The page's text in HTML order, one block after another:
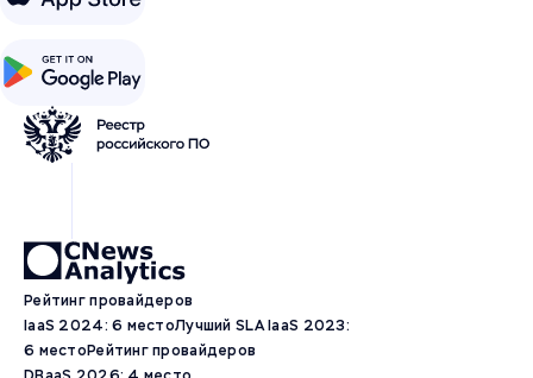
Рейтинг провайдеров
IaaS 2024: 6 местоЛучший SLA IaaS 2023:
6 местоРейтинг провайдеров